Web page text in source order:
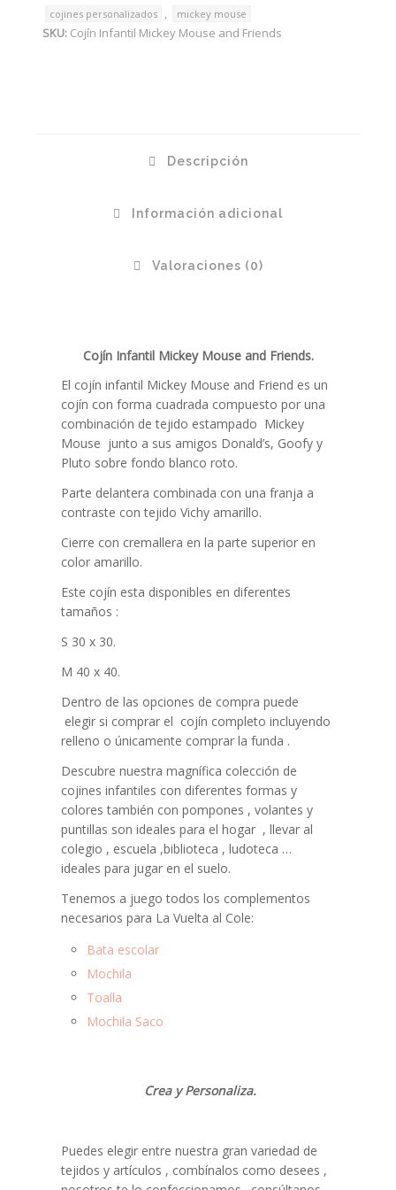
cojines personalizados , mickey mouse
SKU: Cojín Infantil Mickey Mouse and Friends
Descripción
Información adicional
Valoraciones (0)
Cojín Infantil Mickey Mouse and Friends.
El cojín infantil Mickey Mouse and Friend es un
cojín con forma cuadrada compuesto por una
combinación de tejido estampado Mickey
Mouse junto a sus amigos Donald’s, Goofy y
Pluto sobre fondo blanco roto.
Parte delantera combinada con una franja a
contraste con tejido Vichy amarillo.
Cierre con cremallera en la parte superior en
color amarillo.
Este cojín esta disponibles en diferentes
tamaños :
S 30 x 30.
M 40 x 40.
Dentro de las opciones de compra puede
elegir si comprar el cojín completo incluyendo
relleno o únicamente comprar la funda .
Descubre nuestra magnífica colección de
cojines infantiles con diferentes formas y
colores también con pompones , volantes y
puntillas son ideales para el hogar , llevar al
colegio , escuela ,biblioteca , ludoteca …
ideales para jugar en el suelo.
Tenemos a juego todos los complementos
necesarios para La Vuelta al Cole:
Bata escolar
Mochila
Toalla
Mochila Saco
Crea y Personaliza.
Puedes elegir entre nuestra gran variedad de
tejidos y artículos , combínalos como desees ,